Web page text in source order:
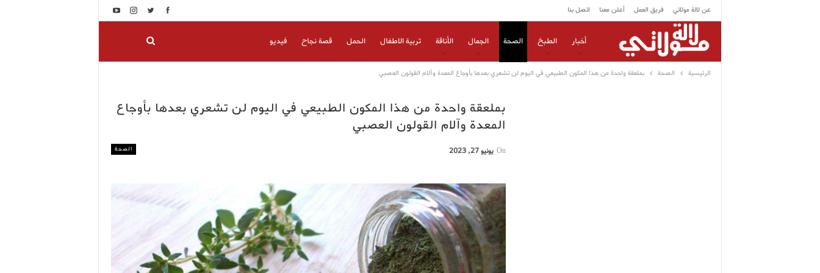
عن لالة مولاتي فريق العمل أعلن معنا اتصل بنا
أخبار الطبخ الصحة الجمال الأناقة تربية الاطفال الحمل قصة نجاح فيديو
الرئيسية الصحة بملعقة واحدة من هذا المكون الطبيعي في اليوم لن تشعري بعدها بأوجاع المعدة وآلام القولون العصبي
بملعقة واحدة من هذا المكون الطبيعي في اليوم لن تشعري بعدها بأوجاع
المعدة وآلام القولون العصبي
الصحة On يونيو 27, 2023